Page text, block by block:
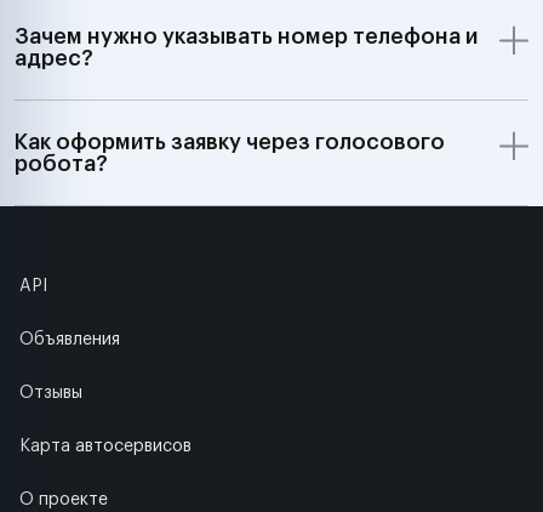
Зачем нужно указывать номер телефона и
адрес?
Как оформить заявку через голосового
робота?
API
Объявления
Отзывы
Карта автосервисов
О проекте